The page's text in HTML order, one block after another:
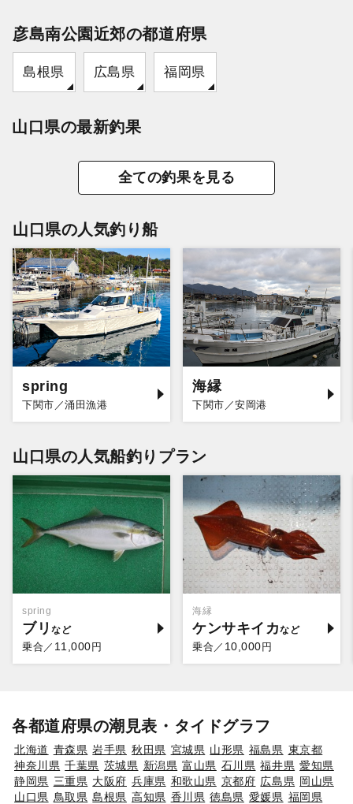
彦島南公園近郊の都道府県
島根県 広島県 福岡県
山口県の最新釣果
全ての釣果を見る
山口県の人気釣り船
spring
下関市／涌田漁港
海縁
下関市／安岡港
山口県の人気船釣りプラン
spring
ブリ
乗合／ 11,000円
海縁
ケンサキイカ
乗合／ 10,000円
各都道府県の潮見表・タイドグラフ
北海道 青森県 岩手県 秋田県 宮城県 山形県 福島県 東京都
神奈川県 千葉県 茨城県 新潟県 富山県 石川県 福井県 愛知県
静岡県 三重県 大阪府 兵庫県 和歌山県 京都府 広島県 岡山県
山口県 鳥取県 島根県 高知県 香川県 徳島県 愛媛県 福岡県